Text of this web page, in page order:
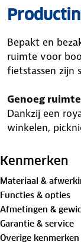
Bepakt en
ruimte voor
fietstassen zijn
Genoeg ruimte
Dankzij een
winkelen,
100%
dat volledig
Stijlvol & veilig
Het strakke,
achterkant ben
Kenmerken
Materiaal &
Functies & opties
Afmetingen &
Garantie & service
Overige kenmerken